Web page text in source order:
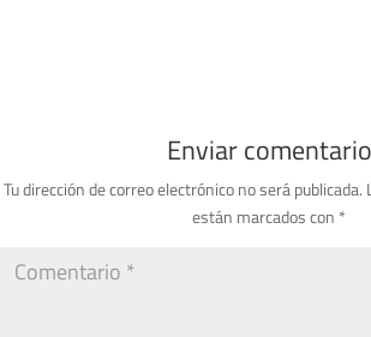
Enviar comentario
Tu dirección de correo electrónico no será publicada.
están marcados con *